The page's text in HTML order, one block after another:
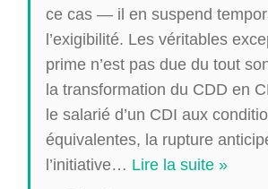
ce cas — il en suspend
l’exigibilité. Les véritables
prime n’est pas due du tout
la transformation du CDD en
le salarié d’un CDI aux
équivalentes, la rupture
l’initiative… Lire la suite »